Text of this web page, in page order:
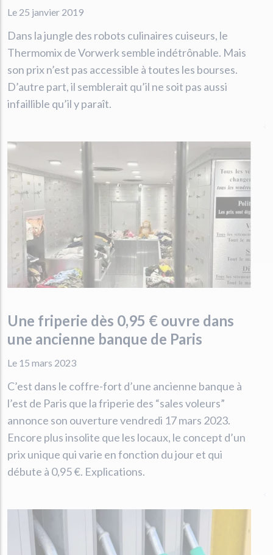
Le 25 janvier 2019
Dans la jungle des robots culinaires cuiseurs, le
Thermomix de Vorwerk semble indétrônable. Mais
son prix n’est pas accessible à toutes les bourses.
D’autre part, il semblerait qu’il ne soit pas aussi
infaillible qu’il y paraît.
Une friperie dès 0,95 € ouvre dans
une ancienne banque de Paris
Le 15 mars 2023
C’est dans le coffre-fort d’une ancienne banque à
l’est de Paris que la friperie des “sales voleurs”
annonce son ouverture vendredi 17 mars 2023.
Encore plus insolite que les locaux, le concept d’un
prix unique qui varie en fonction du jour et qui
débute à 0,95 €. Explications.